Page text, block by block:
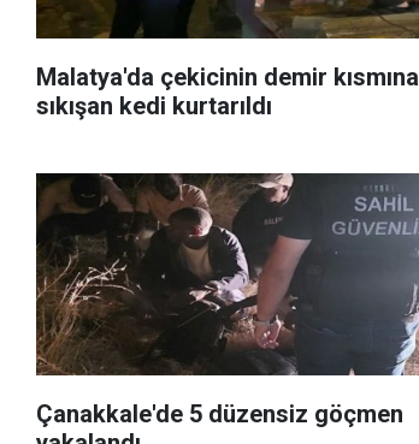
Malatya'da çekicinin demir kısmına
sıkışan kedi kurtarıldı
Çanakkale'de 5 düzensiz göçmen